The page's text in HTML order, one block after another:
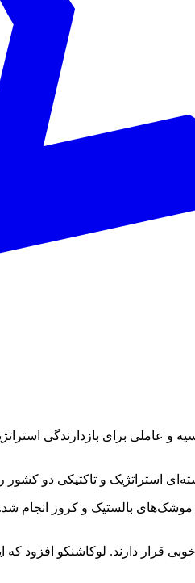
برای بازدارندگی
بالستیک و کروز انجام
دارند. لوکاشنکو افزود که